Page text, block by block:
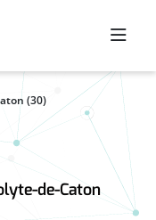
(30)
de-Caton